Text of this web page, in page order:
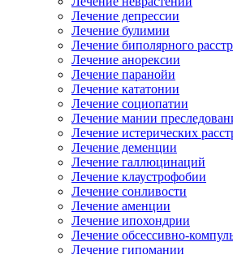
Лечение депрессии
Лечение булимии
Лечение биполярного
Лечение анорексии
Лечение паранойи
Лечение кататонии
Лечение социопатии
Лечение мании
Лечение истерических
Лечение деменции
Лечение галлюцинаций
Лечение клаустрофобии
Лечение сонливости
Лечение аменции
Лечение ипохондрии
Лечение обсессивно-
Лечение гипомании